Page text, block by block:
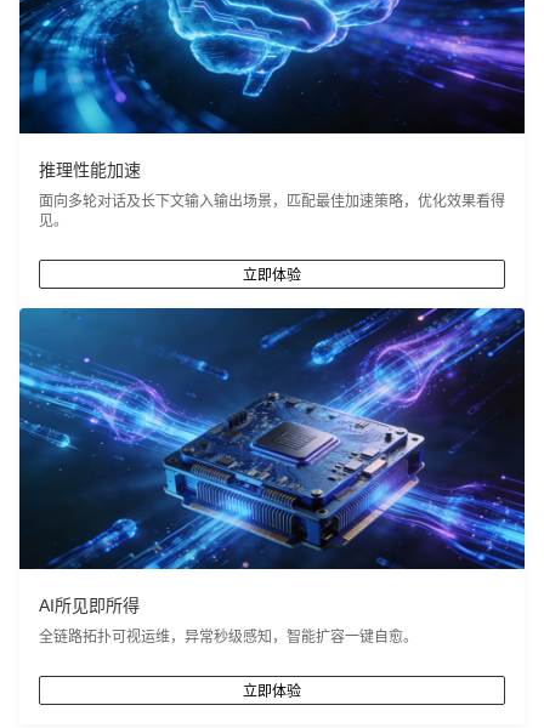
推理性能加速
面向多轮对话及长下文输入输出场景，匹配最佳加速策略，优化效果看得
见。
立即体验
AI所见即所得
全链路拓扑可视运维，异常秒级感知，智能扩容一键自愈。
立即体验